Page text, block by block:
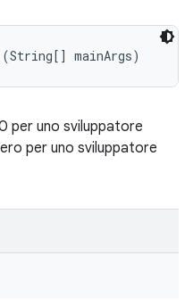
mainArgs)
per uno sviluppatore
per uno sviluppatore